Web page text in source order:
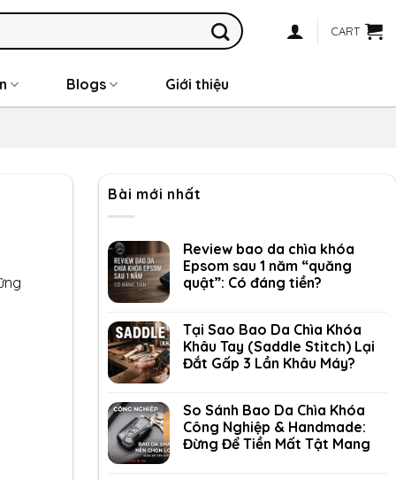
CART
Blogs Giới thiệu
Bài mới nhất
Review bao da chìa khóa
Epsom sau 1 năm “quăng
quật”: Có đáng tiền?
Tại Sao Bao Da Chìa Khóa
Khâu Tay (Saddle Stitch) Lại
Đắt Gấp 3 Lần Khâu Máy?
So Sánh Bao Da Chìa Khóa
Công Nghiệp & Handmade:
Đừng Để Tiền Mất Tật Mang